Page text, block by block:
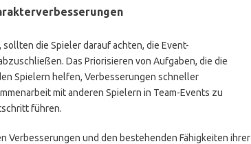
die Spieler darauf achten, die Event-
Das Priorisieren von Aufgaben, die die
Spielern helfen, Verbesserungen schneller
mit anderen Spielern in Team-Events zu
führen.
Verbesserungen und den bestehenden Fähigkeiten ihrer